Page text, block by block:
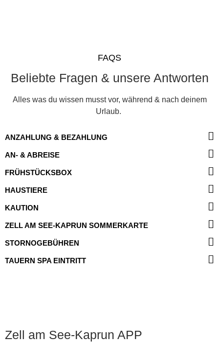
FAQS
Beliebte Fragen & unsere Antworten
Alles was du wissen musst vor, während & nach deinem
Urlaub.
ANZAHLUNG & BEZAHLUNG
AN- & ABREISE
FRÜHSTÜCKSBOX
HAUSTIERE
KAUTION
ZELL AM SEE-KAPRUN SOMMERKARTE
STORNOGEBÜHREN
TAUERN SPA EINTRITT
Zell am See-Kaprun APP